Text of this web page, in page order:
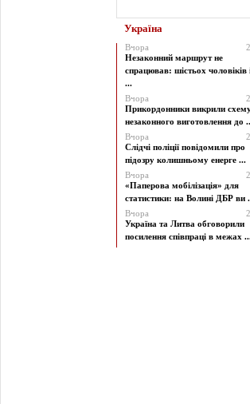
Україна
Вчора
Незаконний маршрут не
спрацював: шістьох чоловіків
...
Вчора
Прикордонники викрили
незаконного виготовлення до
Вчора
Слідчі поліції повідомили про
підозру колишньому енерге ...
Вчора
«Паперова мобілізація» для
статистики: на Волині ДБР ви
Вчора
Україна та Литва обговорили
посилення співпраці в межах